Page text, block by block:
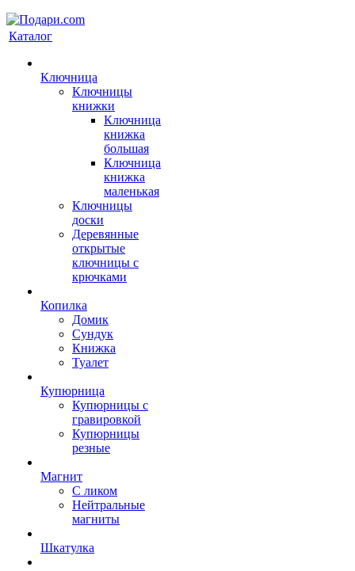
Каталог
Ключница
Ключницы
книжки
Ключница
книжка
большая
Ключница
книжка
маленькая
Ключницы
доски
Деревянные
открытые
ключницы с
крючками
Копилка
Домик
Сундук
Книжка
Туалет
Купюрница
Купюрницы с
гравировкой
Купюрницы
резные
Магнит
С ликом
Нейтральные
магниты
Шкатулка